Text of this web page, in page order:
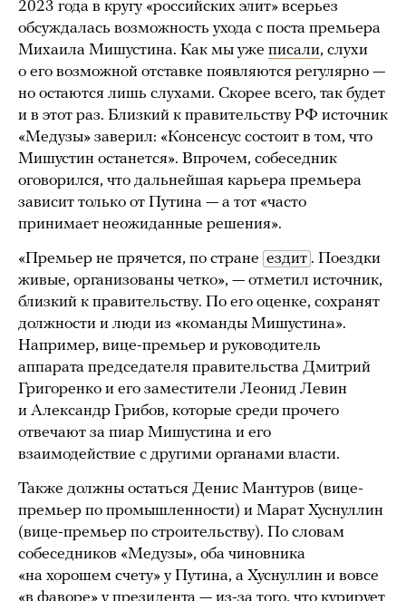
2023 года в кругу «российских элит» всерьез
обсуждалась возможность ухода с поста премьера
Михаила Мишустина. Как мы уже писали, слухи
о его возможной отставке появляются регулярно —
но остаются лишь слухами. Скорее всего, так будет
и в этот раз. Близкий к правительству РФ источник
«Медузы» заверил: «Консенсус состоит в том, что
Мишустин останется». Впрочем, собеседник
оговорился, что дальнейшая карьера премьера
зависит только от Путина — а тот «часто
принимает неожиданные решения».
«Премьер не прячется, по стране ездит . Поездки
живые, организованы четко», — отметил источник,
близкий к правительству. По его оценке, сохранят
должности и люди из «команды Мишустина».
Например, вице-премьер и руководитель
аппарата председателя правительства Дмитрий
Григоренко и его заместители Леонид Левин
и Александр Грибов, которые среди прочего
отвечают за пиар Мишустина и его
взаимодействие с другими органами власти.
Также должны остаться Денис Мантуров (вице-
премьер по промышленности) и Марат Хуснуллин
(вице-премьер по строительству). По словам
собеседников «Медузы», оба чиновника
«на хорошем счету» у Путина, а Хуснуллин и вовсе